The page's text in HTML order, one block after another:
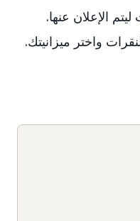
الإعلان عنها.
واختر ميزانيتك.